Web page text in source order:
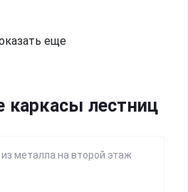
еще
каркасы лестниц